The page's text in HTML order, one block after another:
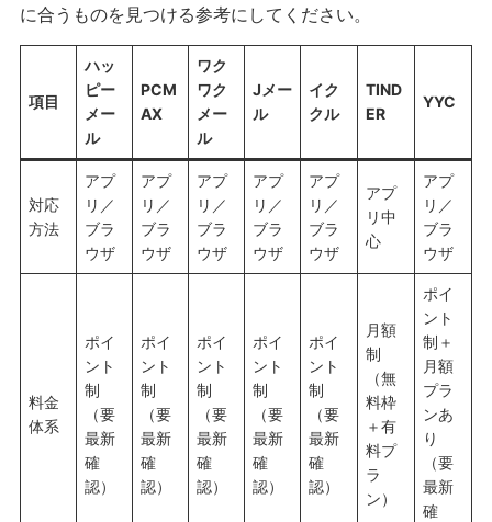
に合うものを見つける参考にしてください。
項目
ハッ
ピー
メー
ル
PCM
AX
ワク
ワク
メー
ル
Jメー
ル
イク
クル
TIND
ER
YYC
対応
方法
アプ
リ／
ブラ
ウザ
アプ
リ／
ブラ
ウザ
アプ
リ／
ブラ
ウザ
アプ
リ／
ブラ
ウザ
アプ
リ／
ブラ
ウザ
アプ
リ中
心
アプ
リ／
ブラ
ウザ
料金
体系
ポイ
ント
制
（要
最新
確
認）
ポイ
ント
制
（要
最新
確
認）
ポイ
ント
制
（要
最新
確
認）
ポイ
ント
制
（要
最新
確
認）
ポイ
ント
制
（要
最新
確
認）
月額
制
（無
料枠
＋有
料プ
ラ
ン）
ポイ
ント
制＋
月額
プラ
ンあ
り
（要
最新
確